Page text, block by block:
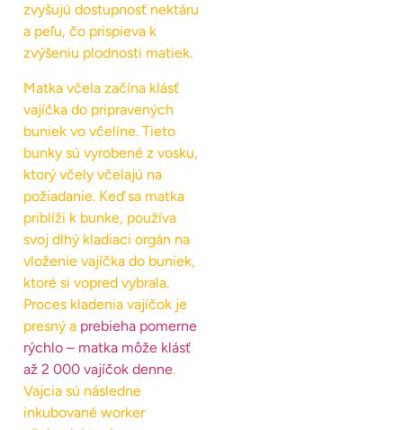
zvyšujú dostupnosť nektáru
a peľu, čo prispieva k
zvýšeniu plodnosti matiek.
Matka včela začína klásť
vajíčka do pripravených
buniek vo včelíne. Tieto
bunky sú vyrobené z vosku,
ktorý včely včelajú na
požiadanie. Keď sa matka
priblíži k bunke, používa
svoj dlhý kladiaci orgán na
vloženie vajíčka do buniek,
ktoré si vopred vybrala.
Proces kladenia vajíčok je
presný a prebieha pomerne
rýchlo – matka môže klásť
až 2 000 vajíčok denne.
Vajcia sú následne
inkubované worker